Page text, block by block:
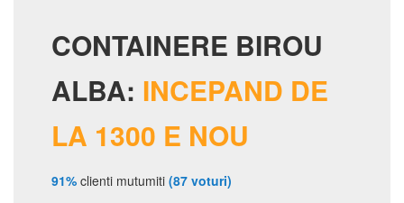
CONTAINERE BIROU
ALBA: INCEPAND DE
LA 1300 E NOU
91% clienti mutumiti (87 voturi)